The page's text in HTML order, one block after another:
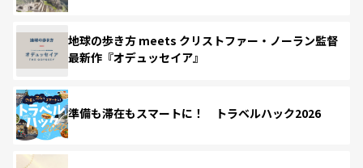
地球の歩き方 meets クリストファー・ノーラン監督
最新作『オデュッセイア』
準備も滞在もスマートに！ トラベルハック2026